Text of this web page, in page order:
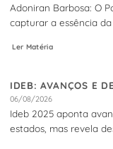
Adoniran Barbosa: O
capturar a essência da
Ler Matéria
IDEB: AVANÇOS E
06/08/2026
Ideb 2025 aponta
estados, mas revela